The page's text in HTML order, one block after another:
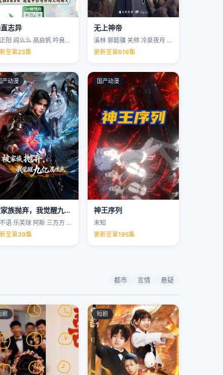
志异
马正阳 阎么么 高启帆 吟良犬 …
至第23集
无上神帝
溪林 郭懿骧 关帅 冷泉夜月 …
更新至第616集
产动漫
被家族抛弃，我觉醒九亿属性点
语 乐芙球 阿斯 三方方 …
至第39集
国产动漫
神王序列
未知
更新至第195集
都市 言情 悬疑
剧 短剧